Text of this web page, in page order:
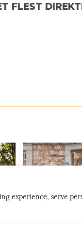
experience, serve
FLEST